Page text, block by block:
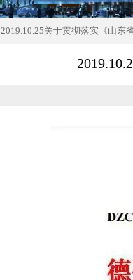
2019.10.25关于贯彻落实《山东